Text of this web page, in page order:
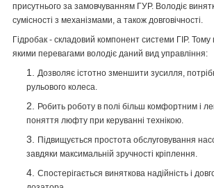
присутнього за замовчуванням ГУР. Володіє
сумісності з механізмами, а також довговічності.
Гідробак - складовий компонент системи ГІР. Тому
якими перевагами володіє даний вид управління:
Дозволяє істотно зменшити зусилля,
рульового колеса.
Робить роботу в полі більш комфортним і
поняття люфту при керуванні технікою.
Підвищується простота обслуговування
завдяки максимальній зручності кріплення.
Спостерігається виняткова надійність і